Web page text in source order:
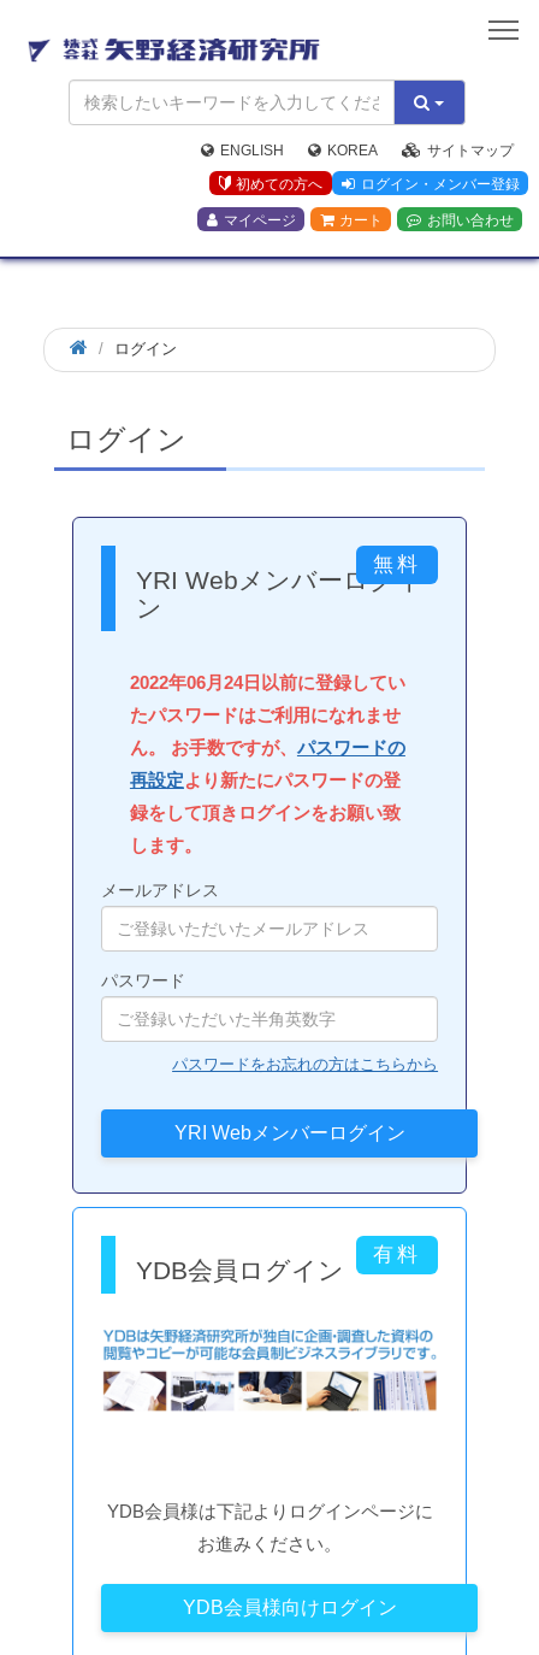
矢
野
経
済
研
究
所
ENGLISH KOREA
サイトマップ
初めての方へ
ログイン・メンバー登録
マイページ カート お問い合わせ
ログイン
ログイン
YRI Webメンバーログイ
ン
2022年06月24日以前に登録してい
たパスワードはご利用になれませ
ん。 お手数ですが、 パスワードの
再設定より新たにパスワードの登
録をして頂きログインをお願い致
します。
メールアドレス
パスワード
パスワードをお忘れの方はこちらから
YDB会員ログイン
YDB会員様は下記よりログインページに
お進みください。
YDB会員様向けログイン